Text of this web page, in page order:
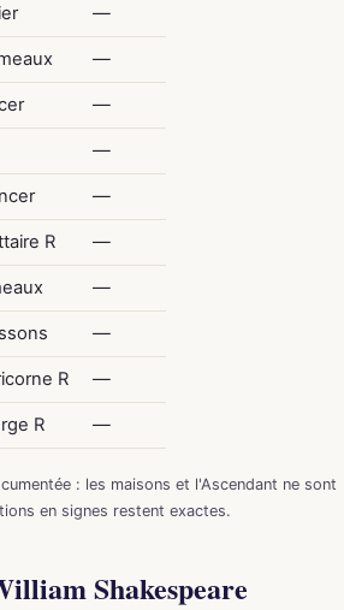
—
—
—
—
—
R —
—
—
R —
R —
: les maisons et l'Ascendant ne sont
en signes restent exactes.
Shakespeare